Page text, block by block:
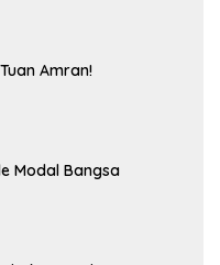
Amran!
Modal Bangsa